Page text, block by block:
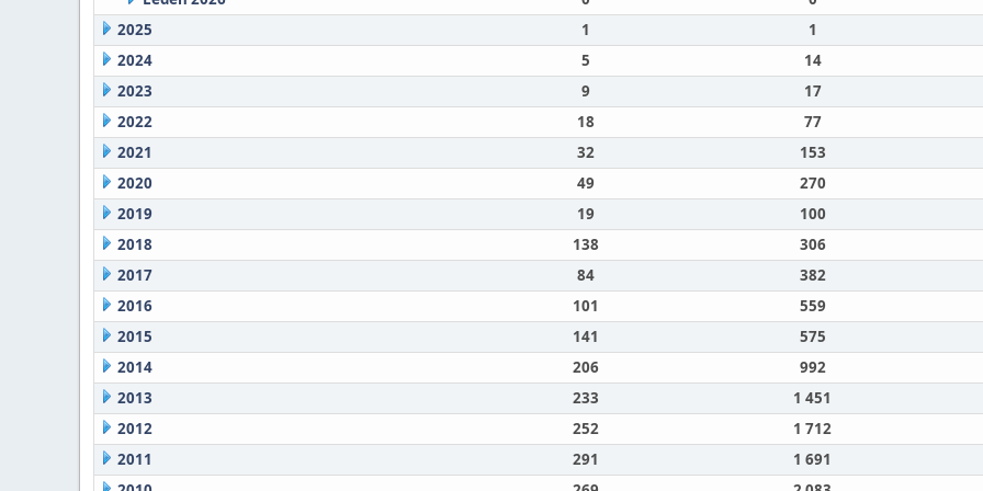
2025
1
1
2024
5
14
2023
9
17
2022
18
77
2021
32
153
2020
49
270
2019
19
100
2018
138
306
2017
84
382
2016
101
559
2015
141
575
2014
206
992
2013
233
1 451
2012
252
1 712
2011
291
1 691